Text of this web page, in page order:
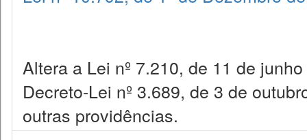
Altera a Lei nº 7.210, de 11 de
Decreto-Lei nº 3.689, de 3 de
outras providências.